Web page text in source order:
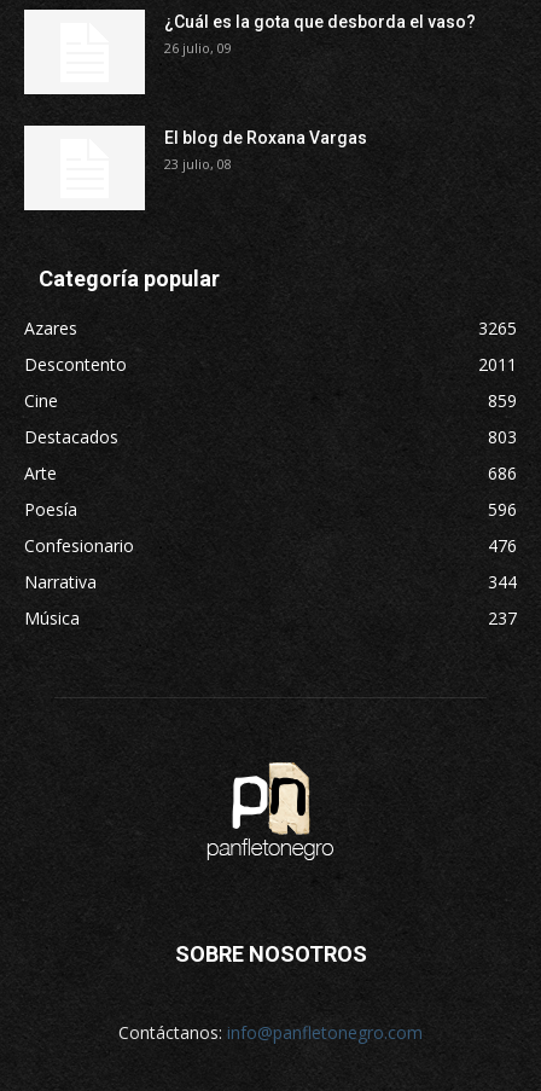
¿Cuál es la gota que desborda el vaso?
26 julio, 09
El blog de Roxana Vargas
23 julio, 08
Categoría popular
Azares
3265
Descontento
2011
Cine
859
Destacados
803
Arte
686
Poesía
596
Confesionario
476
Narrativa
344
Música
237
SOBRE NOSOTROS
Contáctanos: info@panfletonegro.com